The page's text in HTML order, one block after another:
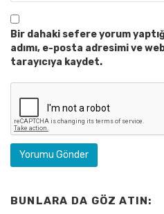
Bir dahaki sefere yorum
adımı, e-posta adresimi ve
tarayıcıya kaydet.
BUNLARA DA GÖZ ATIN: